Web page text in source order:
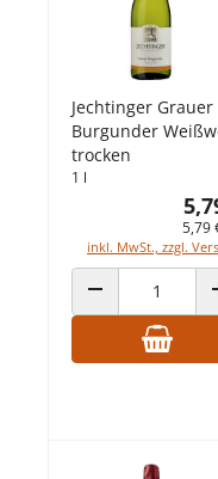
Jechtinger Grauer
Burgunder
trocken
1 l
5,79
inkl. MwSt., zzgl.
ANZAHL